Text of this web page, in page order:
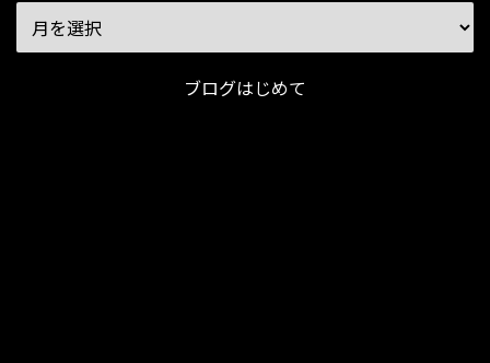
ブログはじめて